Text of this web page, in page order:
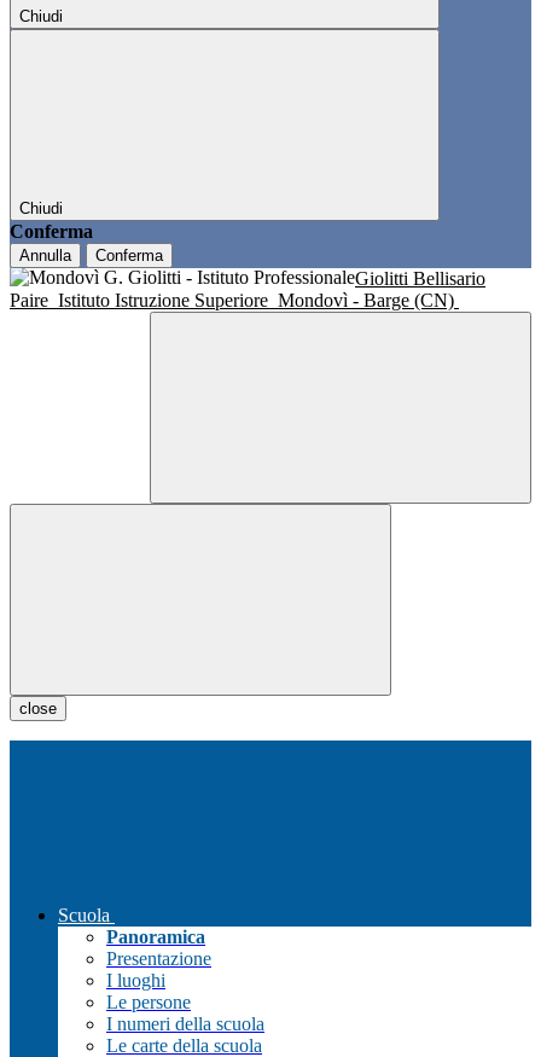
Chiudi
Chiudi
Conferma
Annulla Conferma
Giolitti Bellisario
Paire Istituto Istruzione Superiore Mondovì - Barge (CN)
close
Scuola
Panoramica
Presentazione
I luoghi
Le persone
I numeri della scuola
Le carte della scuola